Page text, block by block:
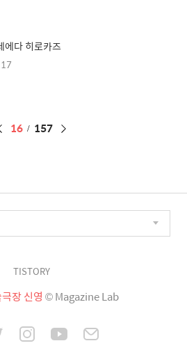
에다 히로카즈
페
16 157
TISTORY
장 신영 © Magazine Lab